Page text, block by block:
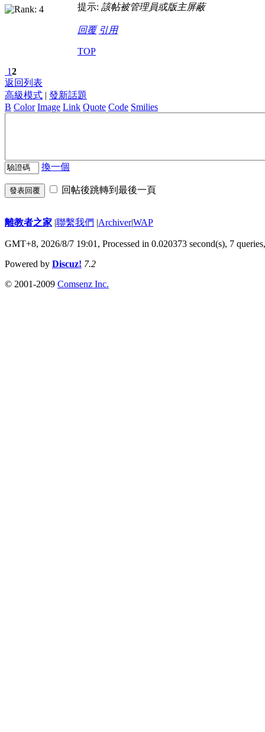
提示: 該帖被管理員或版主屏蔽
回覆 引用
TOP
12
返回列表
高級模式 | 發新話題
B Color Image Link Quote Code Smilies
換一個
發表回覆 回帖後跳轉到最後一頁
離教者之家 |聯繫我們 |Archiver|WAP
GMT+8, 2026/8/7 19:01, Processed in 0.020373 second(s), 7
Powered by Discuz! 7.2
© 2001-2009 Comsenz Inc.